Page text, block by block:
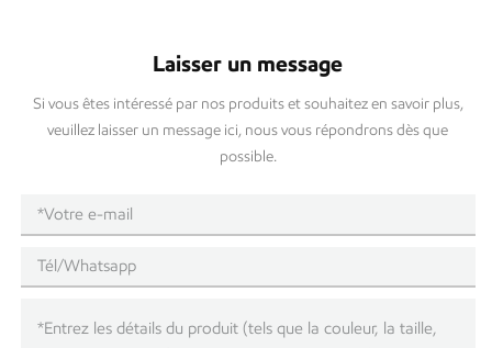
Laisser un message
Si vous êtes intéressé par nos produits et souhaitez en savoir plus,
veuillez laisser un message ici, nous vous répondrons dès que
possible.